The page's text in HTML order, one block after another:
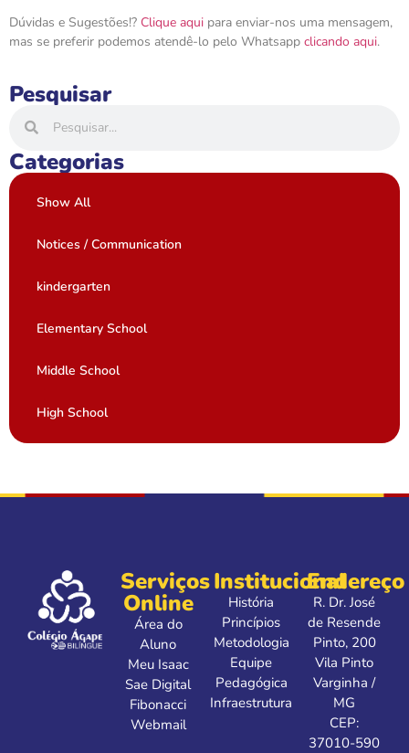
Dúvidas e Sugestões!? Clique aqui para enviar-nos uma mensagem,
mas se preferir podemos atendê-lo pelo Whatsapp clicando aqui.
Pesquisar
Categorias
Show All
Notices / Communication
kindergarten
Elementary School
Middle School
High School
Serviços
Online
Área do
Aluno
Meu Isaac
Sae Digital
Fibonacci
Webmail
Institucional
História
Princípios
Metodologia
Equipe
Pedagógica
Infraestrutura
Endereço
R. Dr. José
de Resende
Pinto, 200
Vila Pinto
Varginha /
MG
CEP:
37010-590